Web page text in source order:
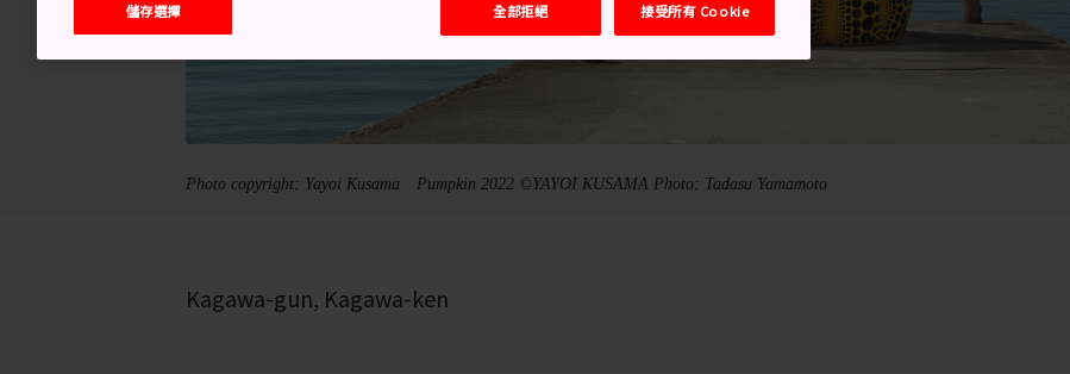
Photo copyright: Yayoi Kusama Pumpkin 2022 ©YAYOI KUSAMA Photo: Tadasu Yamamoto
Kagawa-gun, Kagawa-ken
儲存選擇 全部拒絕 接受所有 Cookie